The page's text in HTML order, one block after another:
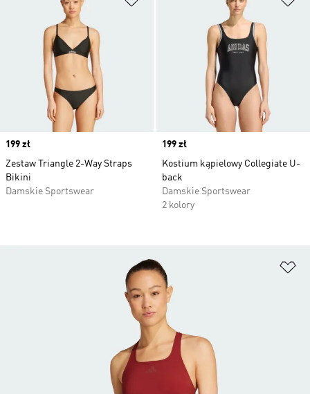
Price
199 zł
Zestaw Triangle 2-Way Straps
Bikini
Damskie Sportswear
Price
199 zł
Kostium kąpielowy Collegiate U-
back
Damskie Sportswear
2 kolory